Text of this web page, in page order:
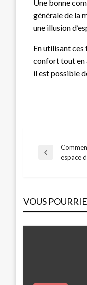
Une bonne
générale de la
une illusion
En utilisant ces
confort tout en
il est possible
Previousespace
VOUS